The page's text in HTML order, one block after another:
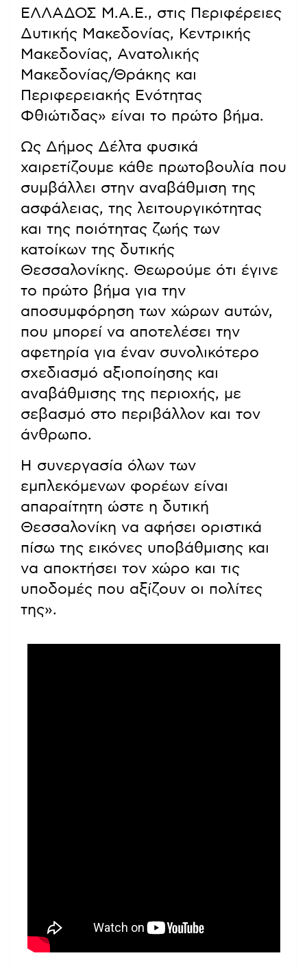
ΕΛΛΑΔΟΣ Μ.Α.Ε., στις Περιφέρειες
Δυτικής Μακεδονίας, Κεντρικής
Μακεδονίας, Ανατολικής
Μακεδονίας/Θράκης και
Περιφερειακής Ενότητας
Φθιώτιδας» είναι το πρώτο βήμα.
Ως Δήμος Δέλτα φυσικά
χαιρετίζουμε κάθε πρωτοβουλία που
συμβάλλει στην αναβάθμιση της
ασφάλειας, της λειτουργικότητας
και της ποιότητας ζωής των
κατοίκων της δυτικής
Θεσσαλονίκης. Θεωρούμε ότι έγινε
το πρώτο βήμα για την
αποσυμφόρηση των χώρων αυτών,
που μπορεί να αποτελέσει την
αφετηρία για έναν συνολικότερο
σχεδιασμό αξιοποίησης και
αναβάθμισης της περιοχής, με
σεβασμό στο περιβάλλον και τον
άνθρωπο.
Η συνεργασία όλων των
εμπλεκόμενων φορέων είναι
απαραίτητη ώστε η δυτική
Θεσσαλονίκη να αφήσει οριστικά
πίσω της εικόνες υποβάθμισης και
να αποκτήσει τον χώρο και τις
υποδομές που αξίζουν οι πολίτες
της».